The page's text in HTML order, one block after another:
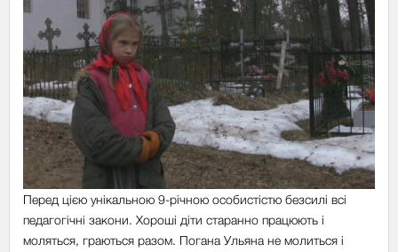
Перед цією унікальною 9-річною особистістю безсилі всі
педагогічні закони. Хороші діти старанно працюють і
моляться, граються разом. Погана Ульяна не молиться і